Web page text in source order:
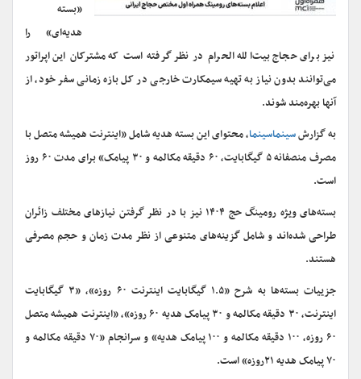
«بسته
هدیه‌ای» را
نیز برای حجاج بیت‌الله الحرام در نظر گرفته است که مشترکان این اپراتور
می‌توانند بدون نیاز به تهیه سیمکارت خارجی در کل بازه زمانی سفر خود، از
آنها بهره‌مند شوند.
به گزارشسینماسینما، محتوای این بسته هدیه شامل «اینترنت همیشه متصل با
مصرف منصفانه ۵ گیگابایت، ۶۰ دقیقه مکالمه و ۳۰ پیامک» برای مدت ۶۰ روز
است.
بسته‌های ویژه رومینگ حج ۱۴۰۴ نیز با در نظر گرفتن نیازهای مختلف زائران
طراحی شده‌اند و شامل گزینه‌های متنوعی از نظر مدت زمان و حجم مصرفی
هستند.
جزییات بسته‌ها به شرح «۱.۵ گیگابایت اینترنت ۶۰ روزه»، «۳ گیگابایت
اینترنت، ۳۰ دقیقه مکالمه و ۳۰ پیامک هدیه ۶۰ روزه»، «اینترنت همیشه متصل
۶۰ روزه، ۱۰۰ دقیقه مکالمه و ۱۰۰ پیامک هدیه» و سرانجام «۷۰ دقیقه مکالمه و
۷۰ پیامک هدیه ۲۱روزه» است.